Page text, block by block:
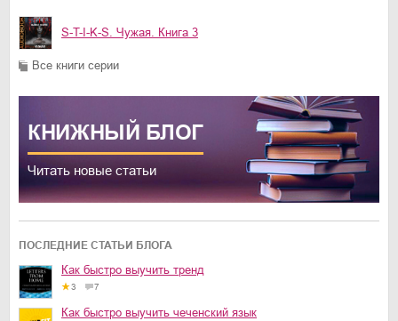
S-T-I-K-S. Чужая. Книга 3
Все книги серии
КНИЖНЫЙ БЛОГ
Читать новые статьи
ПОСЛЕДНИЕ СТАТЬИ БЛОГА
Как быстро выучить тренд
3 7
Как быстро выучить чеченский язык